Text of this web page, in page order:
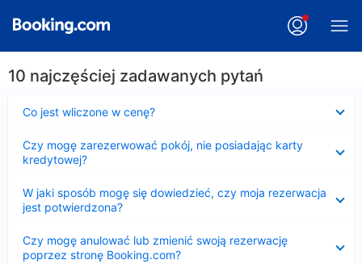
10 najczęściej zadawanych pytań
Co jest wliczone w cenę?
Czy mogę zarezerwować pokój, nie posiadając karty
kredytowej?
W jaki sposób mogę się dowiedzieć, czy moja rezerwacja
jest potwierdzona?
Czy mogę anulować lub zmienić swoją rezerwację
poprzez stronę Booking.com?